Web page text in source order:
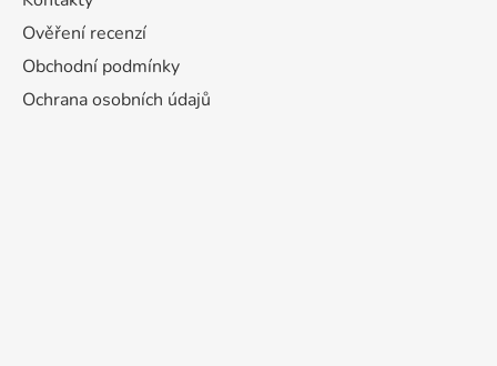
Ověření recenzí
Obchodní podmínky
Ochrana osobních údajů